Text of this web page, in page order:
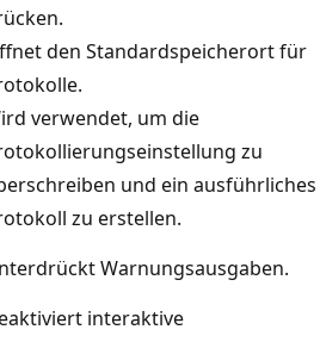
den Standardspeicherort für
verwendet, um die
zu
und ein ausführliches
zu erstellen.
Warnungsausgaben.
interaktive